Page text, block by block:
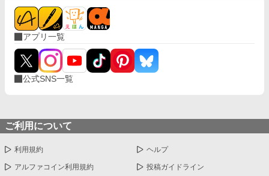
アプリ一覧
公式SNS一覧
ご利用について
利用規約 ヘルプ
アルファコイン利用規約 投稿ガイドライン